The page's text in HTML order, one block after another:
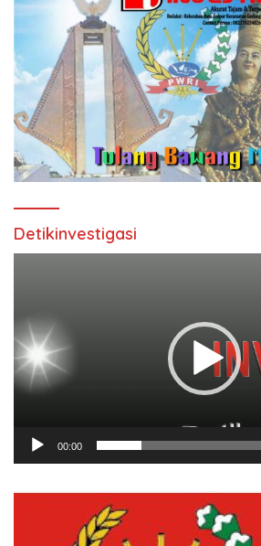
Detikinvestigasi
00:00